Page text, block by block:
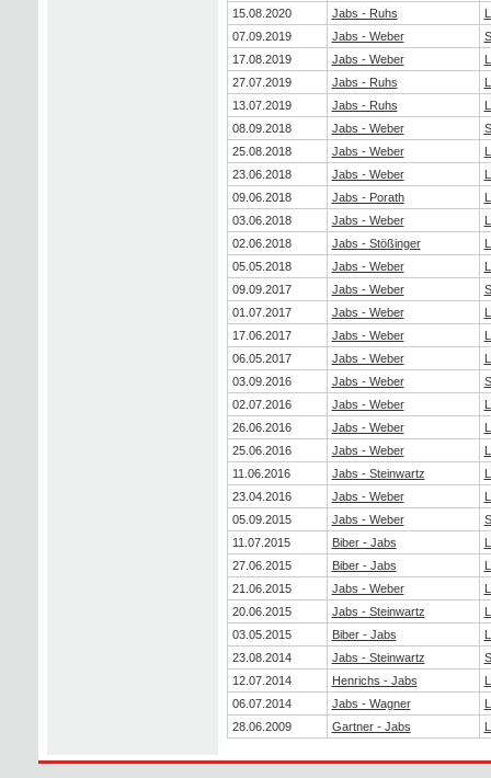
15.08.2020
Jabs - Ruhs
07.09.2019
Jabs - Weber
17.08.2019
Jabs - Weber
27.07.2019
Jabs - Ruhs
13.07.2019
Jabs - Ruhs
08.09.2018
Jabs - Weber
25.08.2018
Jabs - Weber
23.06.2018
Jabs - Weber
09.06.2018
Jabs - Porath
03.06.2018
Jabs - Weber
02.06.2018
Jabs - Stößinger
05.05.2018
Jabs - Weber
09.09.2017
Jabs - Weber
01.07.2017
Jabs - Weber
17.06.2017
Jabs - Weber
06.05.2017
Jabs - Weber
03.09.2016
Jabs - Weber
02.07.2016
Jabs - Weber
26.06.2016
Jabs - Weber
25.06.2016
Jabs - Weber
11.06.2016
Jabs - Steinwartz
23.04.2016
Jabs - Weber
05.09.2015
Jabs - Weber
11.07.2015
Biber - Jabs
27.06.2015
Biber - Jabs
21.06.2015
Jabs - Weber
20.06.2015
Jabs - Steinwartz
03.05.2015
Biber - Jabs
23.08.2014
Jabs - Steinwartz
12.07.2014
Henrichs - Jabs
06.07.2014
Jabs - Wagner
28.06.2009
Gartner - Jabs